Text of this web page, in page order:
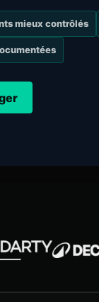
mieux contrôlés